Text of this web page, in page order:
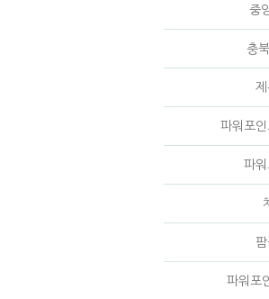
중
충
제
파워포
파
파워포